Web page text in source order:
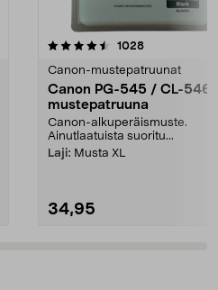
1028arvostelut
Canon-mustepatruunat
Canon PG-545 / CL-546
mustepatruuna
Canon-alkuperäismuste.
Ainutlaatuista suoritu...
Laji: Musta XL
34,95
4.5 viidestä